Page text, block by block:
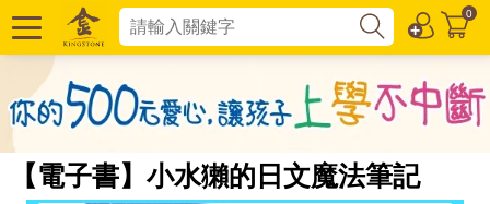
0
【電子書】小水獺的日文魔法筆記